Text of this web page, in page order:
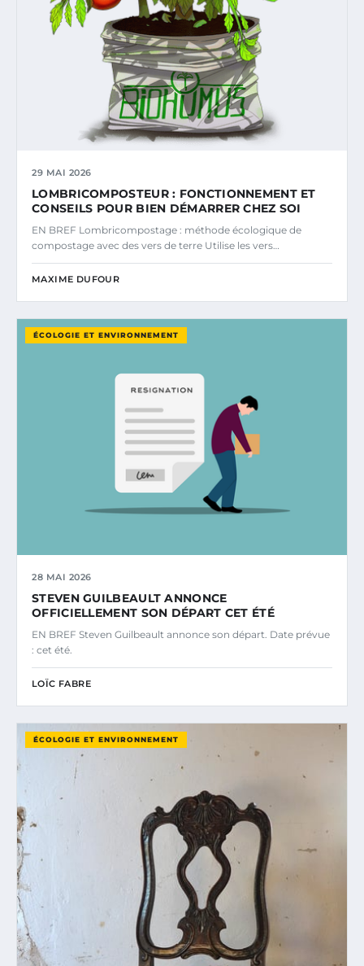
29 MAI 2026
LOMBRICOMPOSTEUR : FONCTIONNEMENT ET
CONSEILS POUR BIEN DÉMARRER CHEZ SOI
EN BREF Lombricompostage : méthode écologique de
compostage avec des vers de terre Utilise les vers…
MAXIME DUFOUR
ÉCOLOGIE ET ENVIRONNEMENT
28 MAI 2026
STEVEN GUILBEAULT ANNONCE
OFFICIELLEMENT SON DÉPART CET ÉTÉ
EN BREF Steven Guilbeault annonce son départ. Date prévue
: cet été.
LOÏC FABRE
ÉCOLOGIE ET ENVIRONNEMENT